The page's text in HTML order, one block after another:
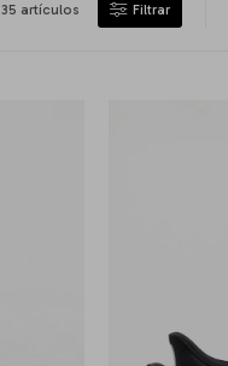
35 artículos